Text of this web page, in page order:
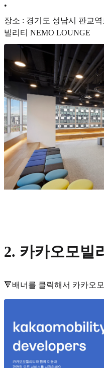
•
장소 : 경기도 성남시 판교
빌리티 NEMO LOUNGE
2. 카카오모빌
🔻배너를 클릭해서 카카오